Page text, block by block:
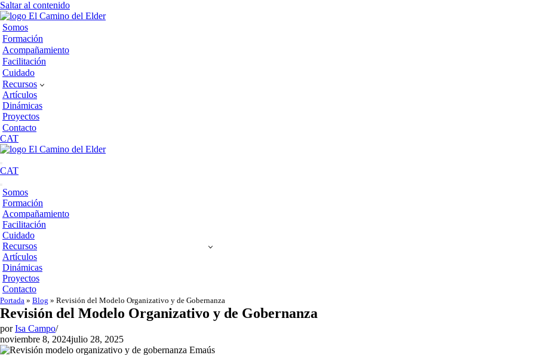
Saltar al contenido
Somos
Formación
Acompañamiento
Facilitación
Cuidado
Recursos
Artículos
Dinámicas
Proyectos
Contacto
CAT
Menú
de
CAT
Menú
de
navegación
Somos
Formación
Acompañamiento
Facilitación
Cuidado
Recursos
Artículos
Dinámicas
Proyectos
Contacto
Portada » Blog » Revisión del Modelo Organizativo y de Gobernanza
Revisión del Modelo Organizativo y de Gobernanza
porIsa Campo
noviembre 8, 2024julio 28, 2025